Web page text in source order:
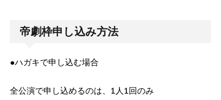
帝劇枠申し込み方法
●ハガキで申し込む場合
全公演で申し込めるのは、1人1回のみ